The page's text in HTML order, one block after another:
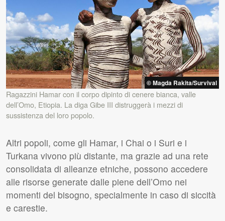
© Magda Rakita/Survival
Ragazzini Hamar con il corpo dipinto di cenere bianca, valle
dell’Omo, Etiopia. La diga Gibe III distruggerà i mezzi di
sussistenza del loro popolo.
Altri popoli, come gli Hamar, i Chai o i Suri e i
Turkana vivono più distante, ma grazie ad una rete
consolidata di alleanze etniche, possono accedere
alle risorse generate dalle piene dell’Omo nei
momenti del bisogno, specialmente in caso di siccità
e carestie.